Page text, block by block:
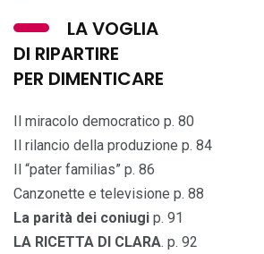
LA VOGLIA
DI RIPARTIRE
PER DIMENTICARE
Il miracolo democratico p. 80
Il rilancio della produzione p. 84
Il “pater familias” p. 86
Canzonette e televisione p. 88
La parità dei coniugi p. 91
LA RICETTA DI CLARA. p. 92